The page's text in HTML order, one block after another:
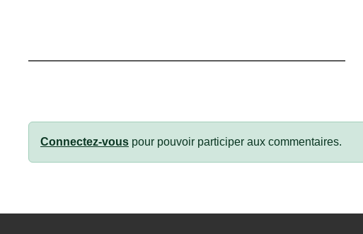
Connectez-vous pour pouvoir participer aux commentaires.